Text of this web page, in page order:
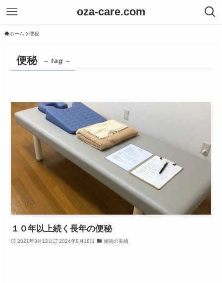
oza-care.com
ホーム 便秘
便秘 – tag –
１０年以上続く長年の便秘
2021年3月12日 2024年8月18日 施術の実績